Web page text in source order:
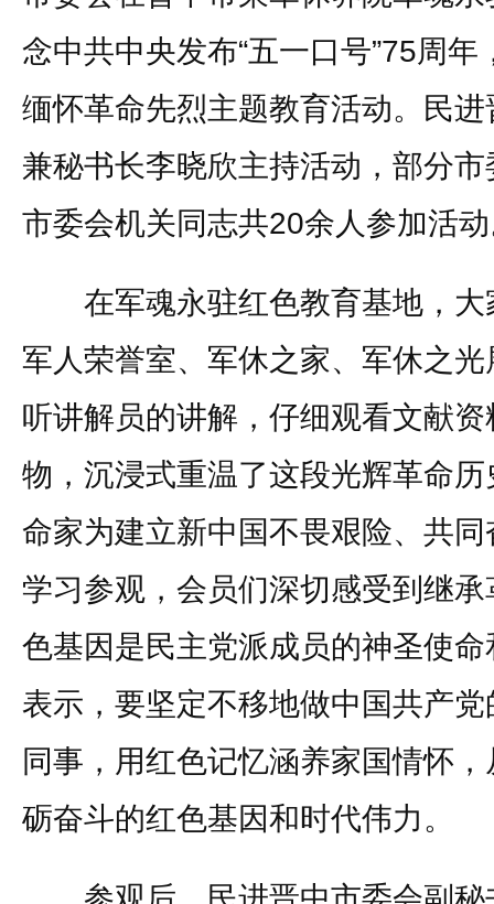
念中共中央发布“五一口号”75周
缅怀革命先烈主题教育活动。民
兼秘书长李晓欣主持活动，部分
市委会机关同志共20余人参加活
在军魂永驻红色教育基地，大
军人荣誉室、军休之家、军休之
听讲解员的讲解，仔细观看文献
物，沉浸式重温了这段光辉革命
命家为建立新中国不畏艰险、共
学习参观，会员们深切感受到继
色基因是民主党派成员的神圣使
表示，要坚定不移地做中国共产
同事，用红色记忆涵养家国情怀
砺奋斗的红色基因和时代伟力。